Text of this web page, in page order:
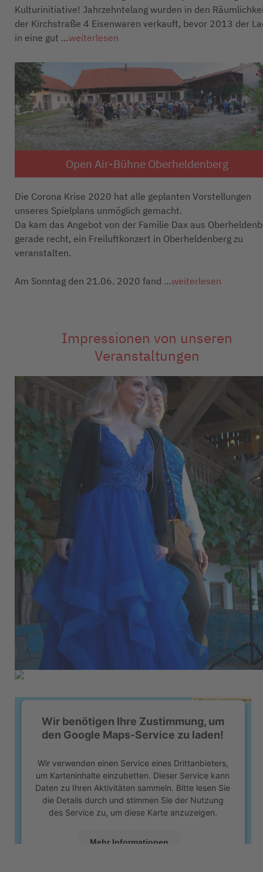
Kulturinitiative! Jahrzehntelang wurden in den
der Kirchstraße 4 Eisenwaren verkauft, bevor 2013 der
in eine gut …weiterlesen
Open Air-Bühne Oberheldenberg
Die Corona Krise 2020 hat alle geplanten Vorstellungen
unseres Spielplans unmöglich gemacht.
Da kam das Angebot von der Familie Dax aus
gerade recht, ein Freiluftkonzert in Oberheldenberg zu
veranstalten.
Am Sonntag den 21.06. 2020 fand …weiterlesen
Impressionen von unseren
Veranstaltungen
Wir benötigen Ihre Zustimmung, um
den Google Maps-Service zu laden!
Wir verwenden einen Service eines Drittanbieters,
um Karteninhalte einzubetten. Dieser Service kann
Daten zu Ihren Aktivitäten sammeln. Bitte lesen Sie
die Details durch und stimmen Sie der Nutzung
des Service zu, um diese Karte anzuzeigen.
Mehr Informationen